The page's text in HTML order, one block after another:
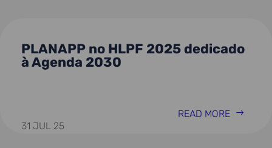
PLANAPP no HLPF 2025 dedicado
à Agenda 2030
31 JUL 25
READ MORE